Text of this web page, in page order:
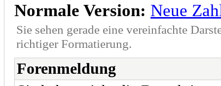
Normale Version: Neue
Sie sehen gerade eine vereinfachte
richtiger Formatierung.
Forenmeldung